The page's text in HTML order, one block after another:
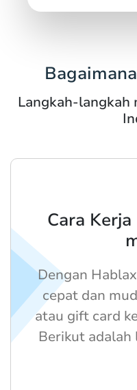
Langkah-langkah
Cara
Dengan
cepat dan
atau gift card
Berikut adalah